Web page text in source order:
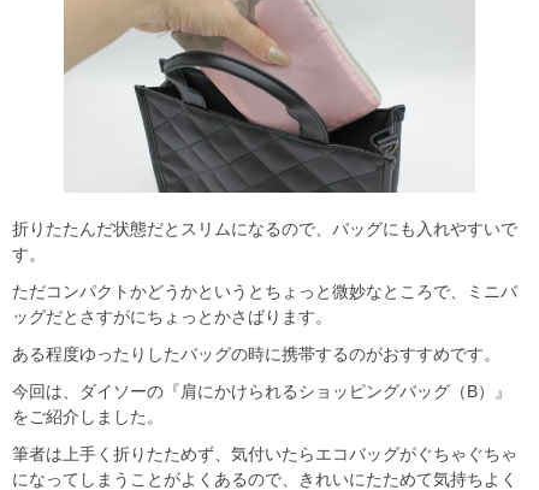
折りたたんだ状態だとスリムになるので、バッグにも入れやすいで
す。
ただコンパクトかどうかというとちょっと微妙なところで、ミニバ
ッグだとさすがにちょっとかさばります。
ある程度ゆったりしたバッグの時に携帯するのがおすすめです。
今回は、ダイソーの『肩にかけられるショッピングバッグ（B）』
をご紹介しました。
筆者は上手く折りたためず、気付いたらエコバッグがぐちゃぐちゃ
になってしまうことがよくあるので、きれいにたためて気持ちよく